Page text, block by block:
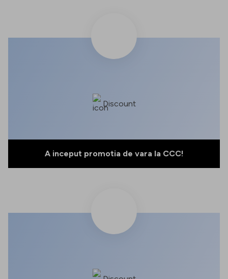
Discount
A inceput promotia de vara la CCC!